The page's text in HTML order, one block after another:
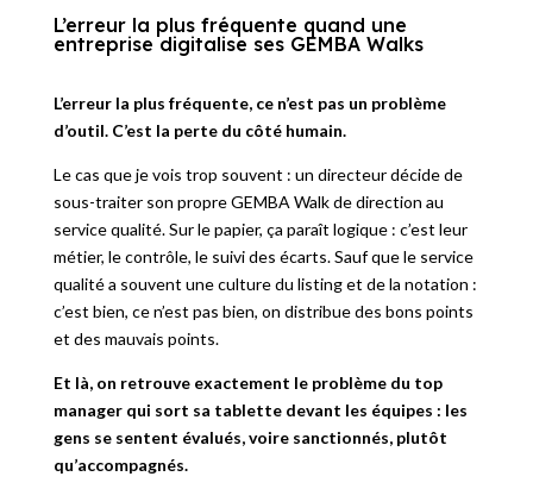
L’erreur la plus fréquente quand une
entreprise digitalise ses GEMBA Walks
L’erreur la plus fréquente, ce n’est pas un problème
d’outil. C’est la perte du côté humain.
Le cas que je vois trop souvent : un directeur décide de
sous-traiter son propre GEMBA Walk de direction au
service qualité. Sur le papier, ça paraît logique : c’est leur
métier, le contrôle, le suivi des écarts. Sauf que le service
qualité a souvent une culture du listing et de la notation :
c’est bien, ce n’est pas bien, on distribue des bons points
et des mauvais points.
Et là, on retrouve exactement le problème du top
manager qui sort sa tablette devant les équipes : les
gens se sentent évalués, voire sanctionnés, plutôt
qu’accompagnés.